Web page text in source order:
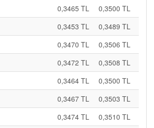
0,3465 TL
0,3500 TL
0,3453 TL
0,3489 TL
0,3470 TL
0,3506 TL
0,3472 TL
0,3508 TL
0,3464 TL
0,3500 TL
0,3467 TL
0,3503 TL
0,3474 TL 0,3510 TL